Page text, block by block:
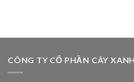
CÔNG TY CỔ PHẦN CÂY